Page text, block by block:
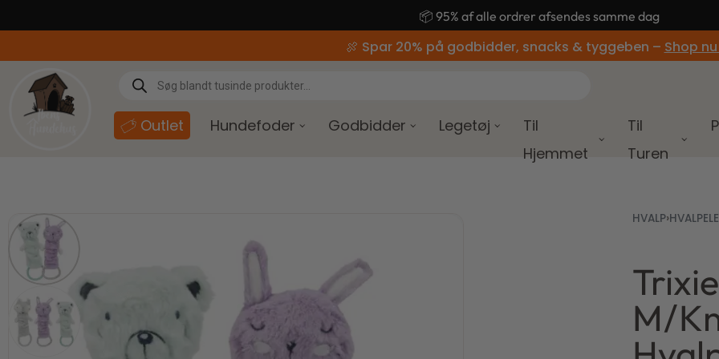
🚚 Gratis fragt ved køb over 499,-
🍖 Spar 20% på godbidder, snacks & tyggeben – Shop
Outlet Hundefoder Godbidder Legetøj
Til
Hjemmet
Til
Turen
HVALP›
70,00kr.
58,00
kr.
M/